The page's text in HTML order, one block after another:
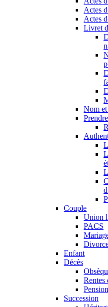
Actes
Actes
Livret
Nom
Couple
Union
PACS
Enfant
Décès
Rentes
Succession